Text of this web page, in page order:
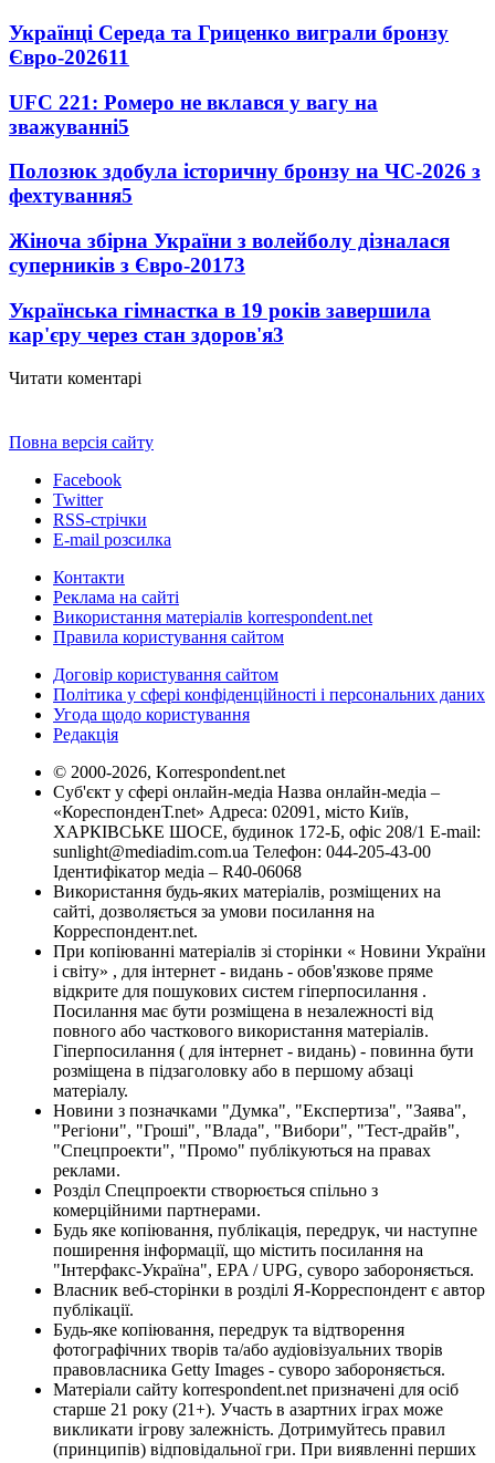
Українці Середа та Гриценко виграли бронзу
Євро-202611
UFC 221: Ромеро не вклався у вагу на
зважуванні5
Полозюк здобула історичну бронзу на ЧС-2026 з
фехтування5
Жіноча збірна України з волейболу дізналася
суперників з Євро-20173
Українська гімнастка в 19 років завершила
кар'єру через стан здоров'я3
Читати коментарі
Повна версія сайту
Facebook
Twitter
RSS-стрічки
E-mail розсилка
Контакти
Реклама на сайті
Використання матеріалів korrespondent.net
Правила користування сайтом
Договір користування сайтом
Політика у сфері конфіденційності і персональних даних
Угода щодо користування
Редакція
© 2000-2026, Korrespondent.net
Суб'єкт у сфері онлайн-медіа Назва онлайн-медіа –
«КореспонденТ.net» Адреса: 02091, місто Київ,
ХАРКІВСЬКЕ ШОСЕ, будинок 172-Б, офіс 208/1 E-mail:
sunlight@mediadim.com.ua Телефон: 044-205-43-00
Ідентифікатор медіа – R40-06068
Використання будь-яких матеріалів, розміщених на
сайті, дозволяється за умови посилання на
Корреспондент.net.
При копіюванні матеріалів зі сторінки « Новини України
і світу» , для інтернет - видань - обов'язкове пряме
відкрите для пошукових систем гіперпосилання .
Посилання має бути розміщена в незалежності від
повного або часткового використання матеріалів.
Гіперпосилання ( для інтернет - видань) - повинна бути
розміщена в підзаголовку або в першому абзаці
матеріалу.
Новини з позначками "Думка", "Експертиза", "Заява",
"Регіони", "Гроші", "Влада", "Вибори", "Тест-драйв",
"Спецпроекти", "Промо" публікуються на правах
реклами.
Розділ Спецпроекти створюється спільно з
комерційними партнерами.
Будь яке копіювання, публікація, передрук, чи наступне
поширення інформації, що містить посилання на
"Інтерфакс-Україна", EPA / UPG, суворо забороняється.
Власник веб-сторінки в розділі Я-Корреспондент є автор
публікації.
Будь-яке копіювання, передрук та відтворення
фотографічних творів та/або аудіовізуальних творів
правовласника Getty Images - суворо забороняється.
Матеріали сайту korrespondent.net призначені для осіб
старше 21 року (21+). Участь в азартних іграх може
викликати ігрову залежність. Дотримуйтесь правил
(принципів) відповідальної гри. При виявленні перших